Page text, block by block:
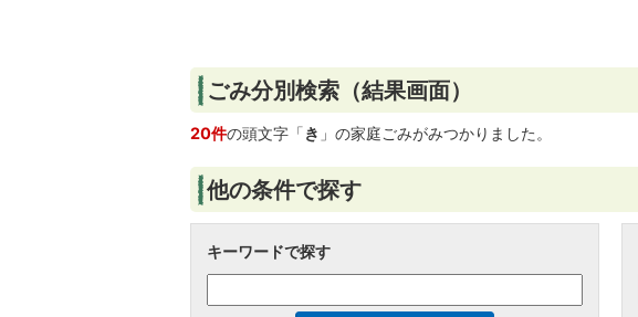
ごみ分別検索 （結果画面）
20件の頭文字「き 」の家庭ごみがみつかりました。
他の条件で探す
キーワードで探す